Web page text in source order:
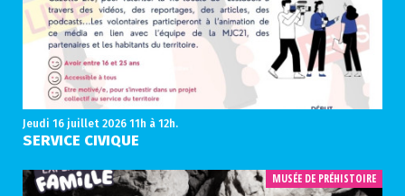
Jeudi 16 juillet 202611h à 12h.
SERVICE CIVIQUE
MUSÉE DE PRÉHISTOIRE